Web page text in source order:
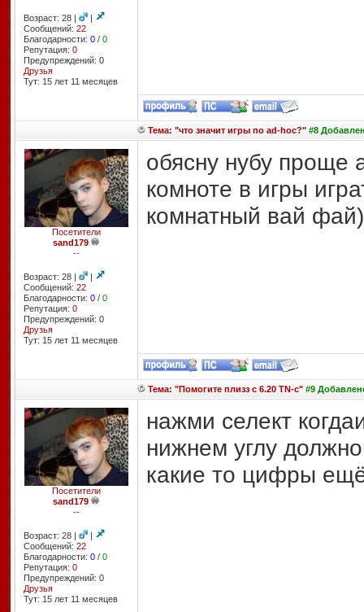
Возраст: 28 |
|
Сообщений: 22
Благодарности: 0/ 0
Репутация: 0
Предупреждений: 0
Друзья
Тут: 15 лет 11 месяцев
Тема: "что значит игры по ad-hoc?"#8
Посетители
sand179
--
Возраст: 28 |
|
Сообщений: 22
Благодарности: 0/ 0
Репутация: 0
Предупреждений: 0
Друзья
Тут: 15 лет 11 месяцев
обясну нубу проще
комноте в игры
комнатный вай
Тема: "Помогите плизз с 6.20 TN-c"#9
Посетители
sand179
--
Возраст: 28 |
|
Сообщений: 22
Благодарности: 0/ 0
Репутация: 0
Предупреждений: 0
Друзья
Тут: 15 лет 11 месяцев
нажми селект
нижнем углу
какие то цифры